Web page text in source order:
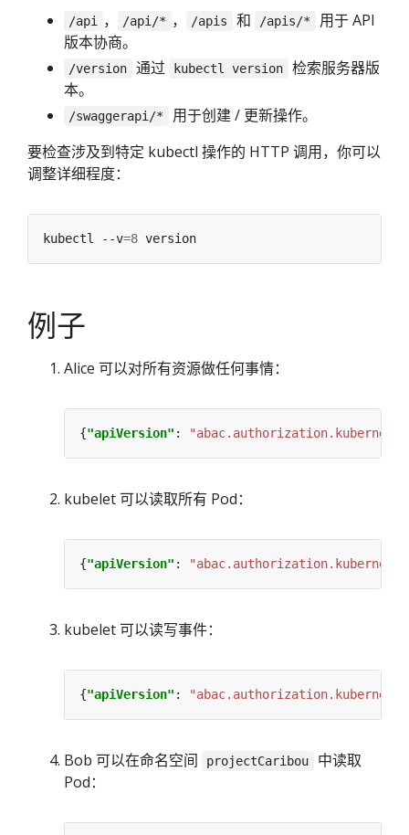
/api ， /api/* ， /apis 和 /apis/*
用于 API
版本协商。
/version 通过 kubectl version
检索服务器版
本。
/swaggerapi/*
用于创建 / 更新操作。
要检查涉及到特定 kubectl 操作的 HTTP 调用，你可以
调整详细程度：
kubectl --v=8
例子
Alice 可以对所有资源做任何事情：
{"apiVersion" :
kubelet 可以读取所有 Pod：
{"apiVersion" :
kubelet 可以读写事件：
{"apiVersion" :
Bob 可以在命名空间 projectCaribou
中读取
Pod：